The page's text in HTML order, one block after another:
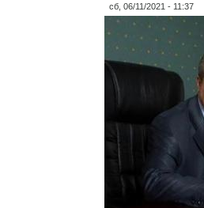
сб, 06/11/2021 - 11:37